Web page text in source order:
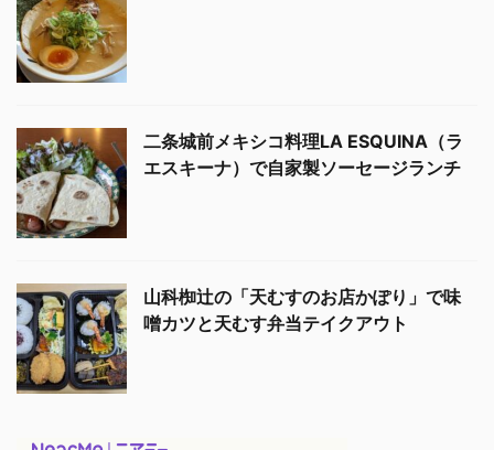
二条城前メキシコ料理LA ESQUINA（ラ
エスキーナ）で自家製ソーセージランチ
山科椥辻の「天むすのお店かぽり」で味
噌カツと天むす弁当テイクアウト